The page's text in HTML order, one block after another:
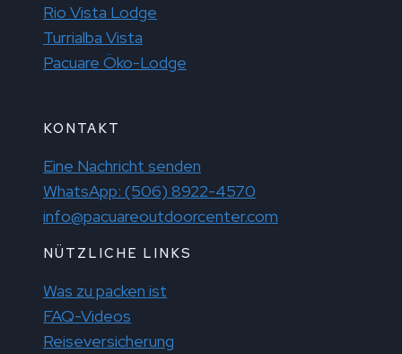
Rio Vista Lodge
Turrialba Vista
Pacuare Öko-Lodge
KONTAKT
Eine Nachricht senden
WhatsApp: (506) 8922-4570
info@pacuareoutdoorcenter.com
NÜTZLICHE LINKS
Was zu packen ist
FAQ-Videos
Reiseversicherung